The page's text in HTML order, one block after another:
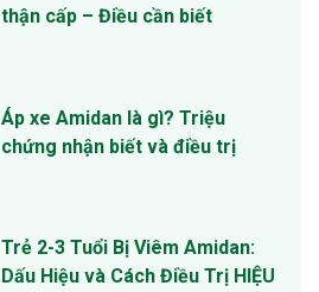
thận cấp – Điều cần biết
Áp xe Amidan là gì? Triệu
chứng nhận biết và điều trị
Trẻ 2-3 Tuổi Bị Viêm Amidan:
Dấu Hiệu và Cách Điều Trị HIỆU